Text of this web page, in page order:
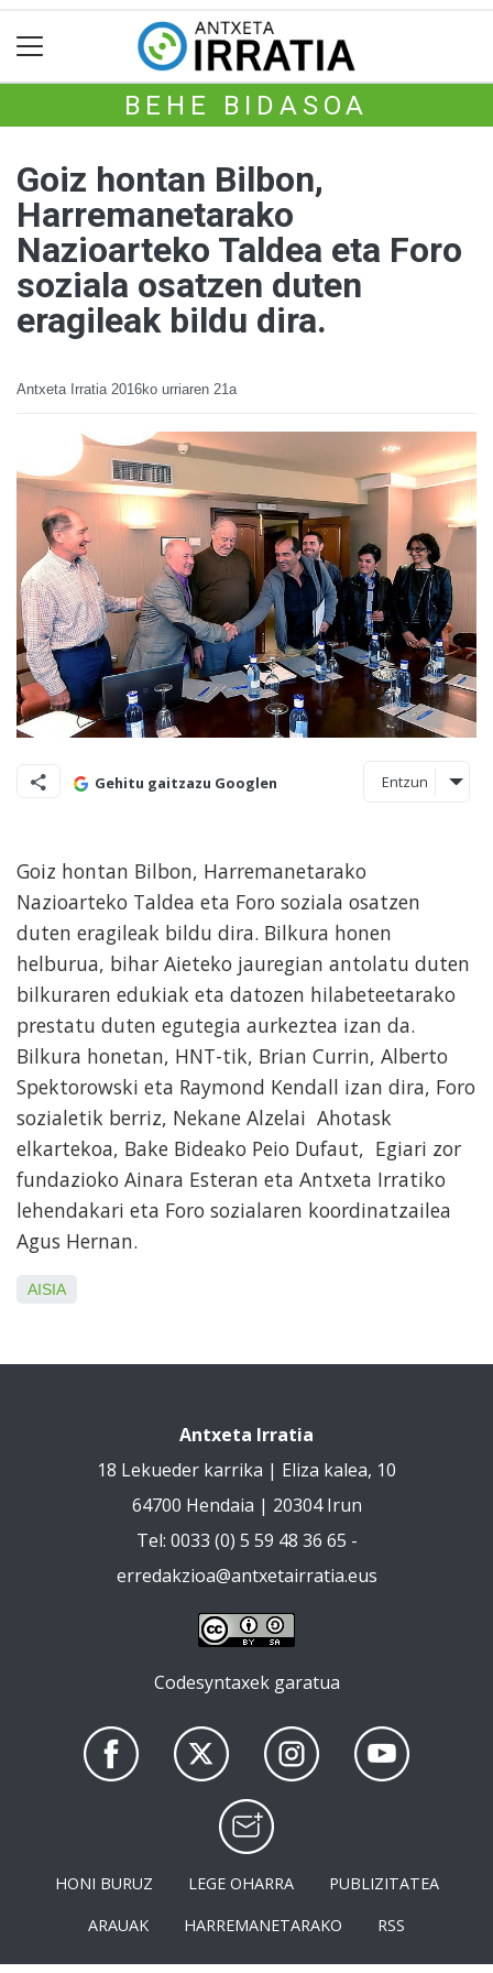
BEHE BIDASOA
Goiz hontan Bilbon,
Harremanetarako
Nazioarteko Taldea eta Foro
soziala osatzen duten
eragileak bildu dira.
Antxeta Irratia 2016ko urriaren 21a
Gehitu gaitzazu Googlen Entzun
Goiz hontan Bilbon, Harremanetarako
Nazioarteko Taldea eta Foro soziala osatzen
duten eragileak bildu dira. Bilkura honen
helburua, bihar Aieteko jauregian antolatu duten
bilkuraren edukiak eta datozen hilabeteetarako
prestatu duten egutegia aurkeztea izan da.
Bilkura honetan, HNT-tik, Brian Currin, Alberto
Spektorowski eta Raymond Kendall izan dira, Foro
sozialetik berriz, Nekane Alzelai Ahotask
elkartekoa, Bake Bideako Peio Dufaut, Egiari zor
fundazioko Ainara Esteran eta Antxeta Irratiko
lehendakari eta Foro sozialaren koordinatzailea
Agus Hernan.
AISIA
Antxeta Irratia
18 Lekueder karrika | Eliza kalea, 10
64700 Hendaia | 20304 Irun
Tel: 0033 (0) 5 59 48 36 65 -
erredakzioa@antxetairratia.eus
Codesyntaxek garatua
HONI BURUZ LEGE OHARRA
PUBLIZITATEA
ARAUAK
HARREMANETARAKO RSS